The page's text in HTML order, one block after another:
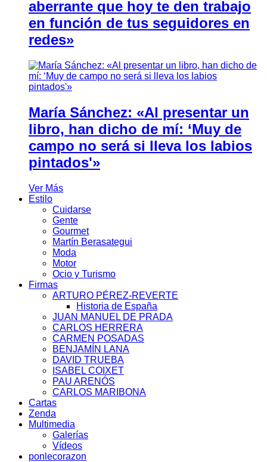
aberrante que hoy te den trabajo
en función de tus seguidores en
redes»
María Sánchez: «Al presentar un
libro, han dicho de mí: ‘Muy de
campo no será si lleva los labios
pintados'»
Ver Más
Estilo
Cuidarse
Gente
Gourmet
Martín Berasategui
Moda
Motor
Ocio y Turismo
Firmas
ARTURO PÉREZ-REVERTE
Historia de España
JUAN MANUEL DE PRADA
CARLOS HERRERA
CARMEN POSADAS
BENJAMÍN LANA
DAVID TRUEBA
ISABEL COIXET
PAU ARENÓS
CARLOS MARIBONA
Cartas
Zenda
Multimedia
Galerías
Vídeos
ponlecorazon